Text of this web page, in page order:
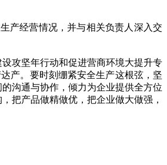
产经营情况，并与相关负责人深入交
攻坚年行动和促进营商环境大提升专
产。要时刻绷紧安全生产这根弦，坚
沟通与协作，倾力为企业提供全方位
把产品做精做优，把企业做大做强，